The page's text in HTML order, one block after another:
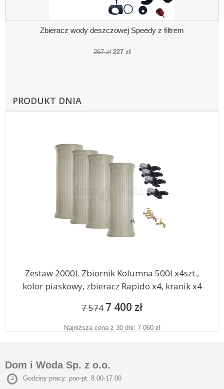
Zbieracz wody deszczowej Speedy z filtrem
267 zł 227 zł
PRODUKT DNIA
Zestaw 2000l. Zbiornik Kolumna 500l x4szt.,
kolor piaskowy, zbieracz Rapido x4, kranik x4
7 574 7 400 zł
Najniższa cena z 30 dni: 7 060 zł
Dom i Woda Sp. z o.o.
Godziny pracy: pon-pt: 8.00-17.00